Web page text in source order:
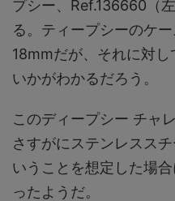
プシー、Ref.136660（
る。ティープシーのケ
18mmだが、それに対
いかがわかるだろう。
このディープシー チャ
さすがにステンレスス
いうことを想定した場
ったようだ。